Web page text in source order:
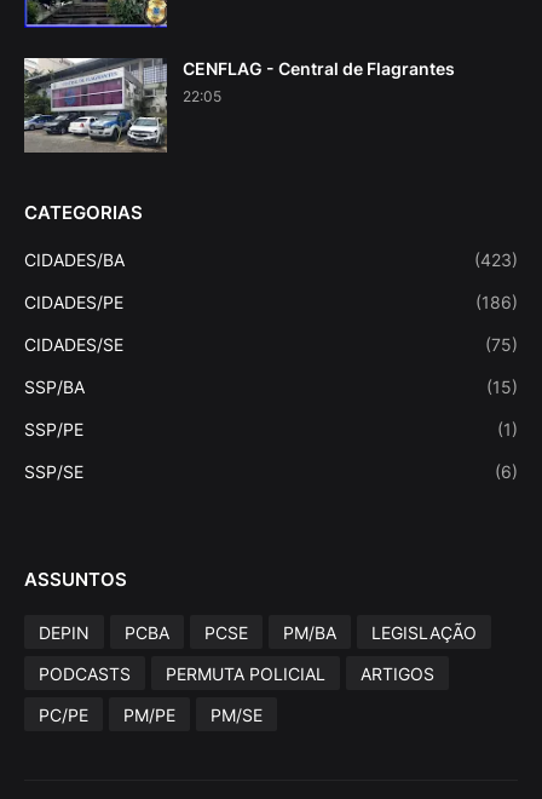
CENFLAG - Central de Flagrantes
22:05
CATEGORIAS
CIDADES/BA (423)
CIDADES/PE (186)
CIDADES/SE (75)
SSP/BA (15)
SSP/PE (1)
SSP/SE (6)
ASSUNTOS
DEPIN PCBA PCSE PM/BA
LEGISLAÇÃO
PODCASTS
PERMUTA POLICIAL
ARTIGOS
PC/PE
PM/PE PM/SE